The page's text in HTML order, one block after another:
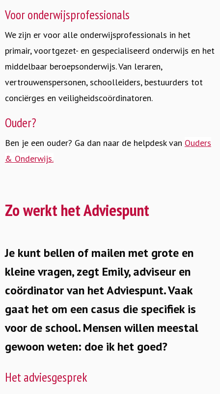
Voor onderwijsprofessionals
We zijn er voor alle onderwijsprofessionals in het
primair, voortgezet- en gespecialiseerd onderwijs en het
middelbaar beroepsonderwijs. Van leraren,
vertrouwenspersonen, schoolleiders, bestuurders tot
conciërges en veiligheidscoördinatoren.
Ouder?
Ben je een ouder? Ga dan naar de helpdesk van Ouders
& Onderwijs.
Zo werkt het Adviespunt
Je kunt bellen of mailen met grote en
kleine vragen, zegt Emily, adviseur en
coördinator van het Adviespunt. Vaak
gaat het om een casus die specifiek is
voor de school. Mensen willen meestal
gewoon weten: doe ik het goed?
Het adviesgesprek